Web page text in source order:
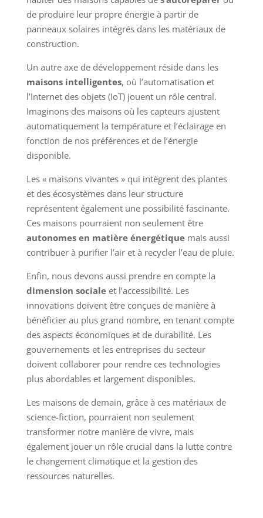
de produire leur propre énergie à partir de
panneaux solaires intégrés dans les matériaux de
construction.
Un autre axe de développement réside dans les
maisons intelligentes, où l’automatisation et
l’Internet des objets (IoT) jouent un rôle central.
Imaginons des maisons où les capteurs ajustent
automatiquement la température et l’éclairage en
fonction de nos préférences et de l’énergie
disponible.
Les « maisons vivantes » qui intègrent des plantes
et des écosystèmes dans leur structure
représentent également une possibilité fascinante.
Ces maisons pourraient non seulement être
autonomes en matière énergétiquemais aussi
contribuer à purifier l’air et à recycler l’eau de pluie.
Enfin, nous devons aussi prendre en compte la
dimension socialeet l’accessibilité. Les
innovations doivent être conçues de manière à
bénéficier au plus grand nombre, en tenant compte
des aspects économiques et de durabilité. Les
gouvernements et les entreprises du secteur
doivent collaborer pour rendre ces technologies
plus abordables et largement disponibles.
Les maisons de demain, grâce à ces matériaux de
science-fiction, pourraient non seulement
transformer notre manière de vivre, mais
également jouer un rôle crucial dans la lutte contre
le changement climatique et la gestion des
ressources naturelles.